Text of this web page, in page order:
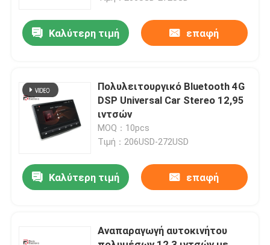
Ποιοτικός έλεγχος
επαφή
Νέα
Όλες οι περιπτώσεις
Στερεοφωνικό ραδιόφωνο αυτοκινήτου Android
Καλύτερη τιμή επαφή
Πολυλειτουργικό Bluetooth 4G
DSP Universal Car Stereo 12,95
ιντσών
MOQ：10pcs
Τιμή：206USD-272USD
Καλύτερη τιμή επαφή
Αναπαραγωγή αυτοκινήτου